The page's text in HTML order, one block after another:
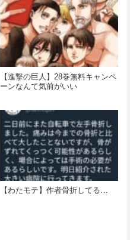
【進撃の巨人】28巻無料キャンペ
ーンなんて気前がいい
【わたモテ】作者骨折してる…